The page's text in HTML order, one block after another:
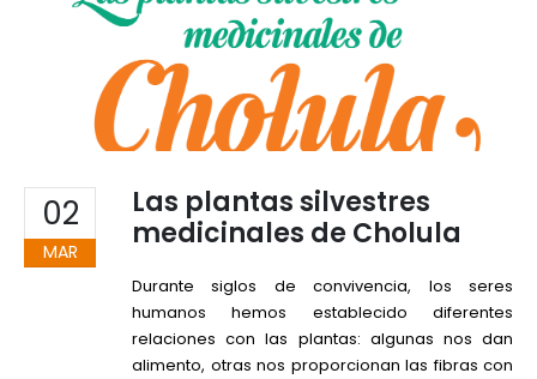
02
MAR
Las plantas silvestres
medicinales de Cholula
Durante siglos de convivencia, los seres
humanos hemos establecido diferentes
relaciones con las plantas: algunas nos dan
alimento, otras nos proporcionan las fibras con